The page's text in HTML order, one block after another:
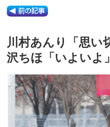
川村あんり「思い
沢ちほ「いよいよ」